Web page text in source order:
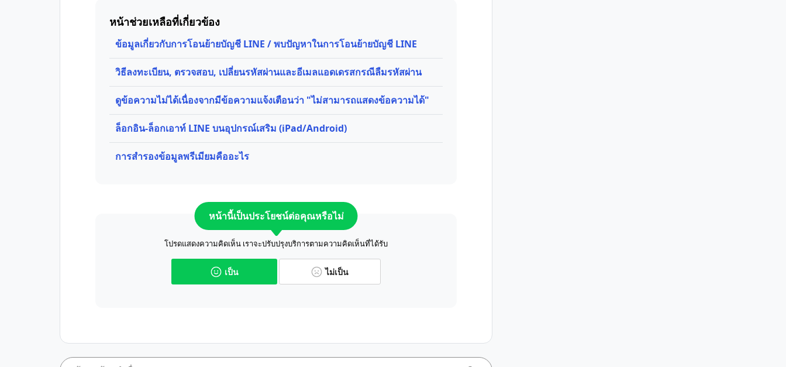
หน้าช่วยเหลือที่เกี่ยวข้อง
ข้อมูลเกี่ยวกับการโอนย้ายบัญชี LINE / พบปัญหาในการโอนย้ายบัญชี LINE
วิธีลงทะเบียน, ตรวจสอบ, เปลี่ยนรหัสผ่านและอีเมลแอดเดรสกรณีลืมรหัสผ่าน
ดูข้อความไม่ได้เนื่องจากมีข้อความแจ้งเตือนว่า "ไม่สามารถแสดงข้อความได้"
ล็อกอิน-ล็อกเอาท์ LINE บนอุปกรณ์เสริม (iPad/Android)
การสำรองข้อมูลพรีเมียมคืออะไร
หน้านี้เป็นประโยชน์ต่อคุณหรือไม่
โปรดแสดงความคิดเห็น เราจะปรับปรุงบริการตามความคิดเห็นที่ได้รับ
เป็น ไม่เป็น